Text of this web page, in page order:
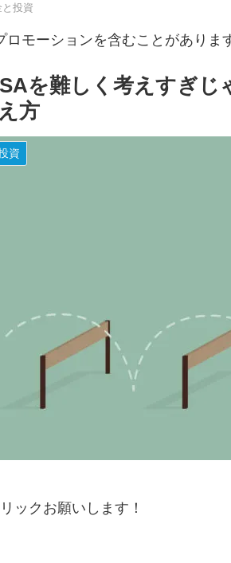
と投資
モーションを含むことがありま
を難しく考えすぎじ
方
資
ックお願いします！